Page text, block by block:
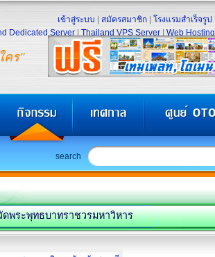
คร"
เข้าสู่ระบบ สมัครสมาชิก โรงแรมสำเร็จรูป
Dedicated Server Thailand VPS Server Web Hosting
search
ดพระพุทธบาทราชวรมหาวิหาร